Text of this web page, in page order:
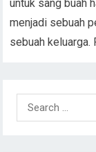
untuk sang buah
menjadi sebuah
sebuah keluarga.
Search
for: